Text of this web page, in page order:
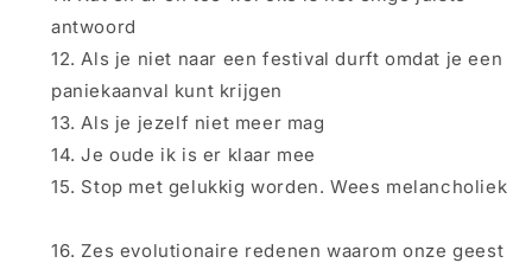
antwoord
Als je niet naar een festival durft omdat je een
paniekaanval kunt krijgen
Als je jezelf niet meer mag
Je oude ik is er klaar mee
Stop met gelukkig worden. Wees melancholiek
Zes evolutionaire redenen waarom onze geest